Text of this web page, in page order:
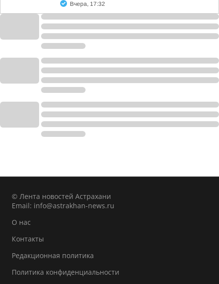
Вчера, 17:32
© Лента новостей Астрахани
Email: info@astrakhan-news.ru
О нас
Контакты
Редакционная политика
Политика конфиденциальности